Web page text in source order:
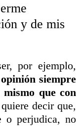
y de mis
por ejemplo,
siempre
que con
decir que,
o perjudica, no